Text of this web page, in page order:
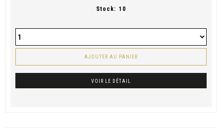
Stock: 10
AJOUTER AU PANIER
VOIR LE DÉTAIL